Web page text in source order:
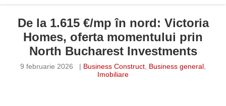
De la 1.615 €/mp în nord: Victoria
Homes, oferta momentului prin
North Bucharest Investments
9 februarie 2026 | Business Construct, Business general,
Imobiliare